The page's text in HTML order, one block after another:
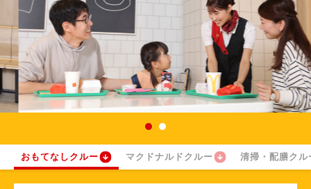
おもてなしクルー マクドナルドクルー 清掃・配膳クル